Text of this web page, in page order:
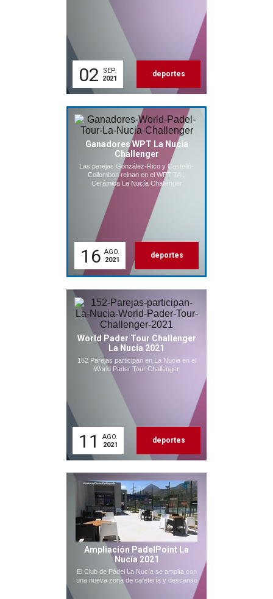
02
SEP.
2021
deportes
Ganadores WPT La Nucía
Challenger
Las parejas González-Rico y Castelló-
Collombon reinan en el WPT TAU
Cerámica La Nucía Challenger
16 AGO.
2021
deportes
World Pader Tour Challenger
La Nucía 2021
152 Parejas participan en La Nucia en el
World Pader Tour Challenger
11
AGO.
2021
deportes
Ampliación PadelPoint La
Nucía 2021
El Club de Pádel La Nucía se amplía con
una nueva zona de cafetería y descanso